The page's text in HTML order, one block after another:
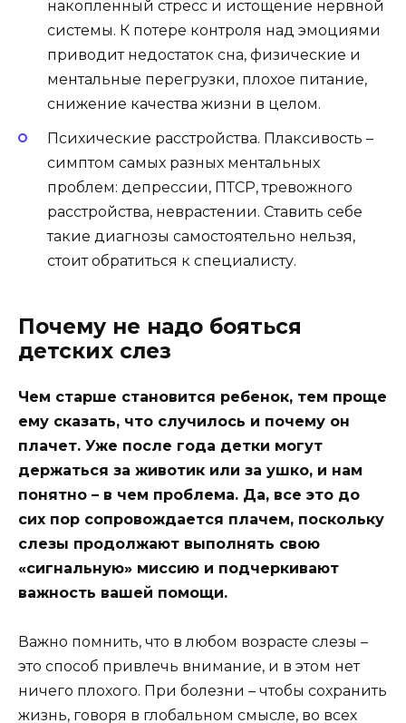
накопленный стресс и истощение нервной
системы. К потере контроля над эмоциями
приводит недостаток сна, физические и
ментальные перегрузки, плохое питание,
снижение качества жизни в целом.
Психические расстройства. Плаксивость –
симптом самых разных ментальных
проблем: депрессии, ПТСР, тревожного
расстройства, неврастении. Ставить себе
такие диагнозы самостоятельно нельзя,
стоит обратиться к специалисту.
Почему не надо бояться
детских слез
Чем старше становится ребенок, тем проще
ему сказать, что случилось и почему он
плачет. Уже после года детки могут
держаться за животик или за ушко, и нам
понятно – в чем проблема. Да, все это до
сих пор сопровождается плачем, поскольку
слезы продолжают выполнять свою
«сигнальную» миссию и подчеркивают
важность вашей помощи.
Важно помнить, что в любом возрасте слезы –
это способ привлечь внимание, и в этом нет
ничего плохого. При болезни – чтобы сохранить
жизнь, говоря в глобальном смысле, во всех